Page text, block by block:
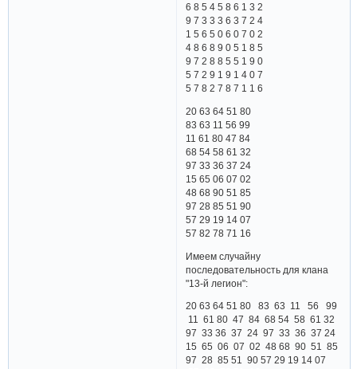
6 8 5 4 5 8 6 1 3 2
9 7 3 3 3 6 3 7 2 4
1 5 6 5 0 6 0 7 0 2
4 8 6 8 9 0 5 1 8 5
9 7 2 8 8 5 5 1 9 0
5 7 2 9 1 9 1 4 0 7
5 7 8 2 7 8 7 1 1 6
20 63 64 51 80
83 63 11 56 99
11 61 80 47 84
68 54 58 61 32
97 33 36 37 24
15 65 06 07 02
48 68 90 51 85
97 28 85 51 90
57 29 19 14 07
57 82 78 71 16
Имеем случайну
последовательность для клана
"13-й легион":
20 63 64 51 80 83 63 11 56 99
11 61 80 47 84 68 54 58 61 32
97 33 36 37 24 97 33 36 37 24
15 65 06 07 02 48 68 90 51 85
97 28 85 51 90 57 29 19 14 07